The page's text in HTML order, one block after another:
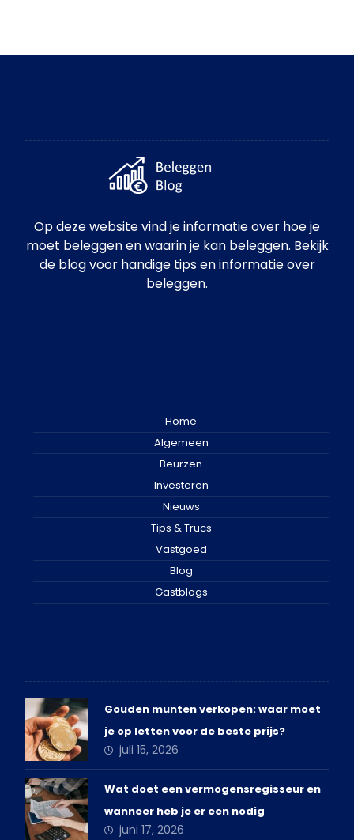
Op deze website vind je informatie over hoe je
moet beleggen en waarin je kan beleggen. Bekijk
de blog voor handige tips en informatie over
beleggen.
Home
Algemeen
Beurzen
Investeren
Nieuws
Tips & Trucs
Vastgoed
Blog
Gastblogs
Gouden munten verkopen: waar moet
je op letten voor de beste prijs?
juli 15, 2026
Wat doet een vermogensregisseur en
wanneer heb je er een nodig
juni 17, 2026